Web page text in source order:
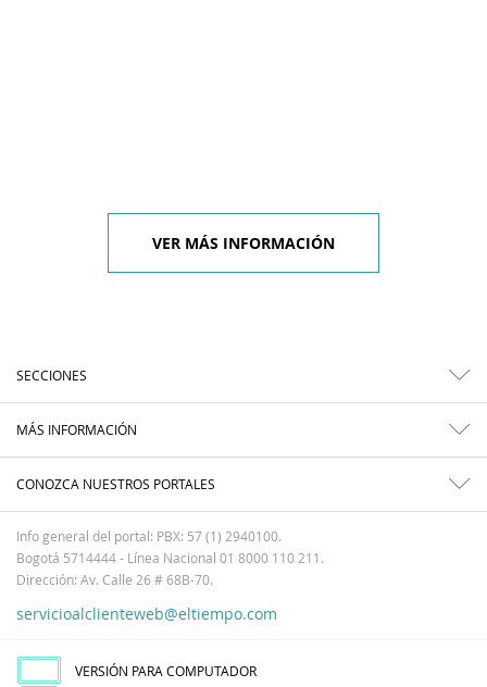
VER MÁS INFORMACIÓN
SECCIONES
MÁS INFORMACIÓN
CONOZCA NUESTROS PORTALES
Info general del portal: PBX: 57 (1) 2940100.
Bogotá 5714444 - Línea Nacional 01 8000 110 211.
Dirección: Av. Calle 26 # 68B-70.
servicioalclienteweb@eltiempo.com
VERSIÓN PARA COMPUTADOR